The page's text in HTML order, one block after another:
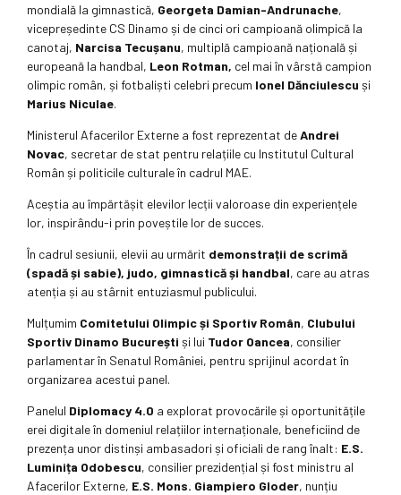
mondială la gimnastică, Georgeta Damian-Andrunache,
vicepreședinte CS Dinamo și de cinci ori campioană olimpică la
canotaj, Narcisa Tecușanu, multiplă campioană națională și
europeană la handbal, Leon Rotman, cel mai în vârstă campion
olimpic român, și fotbaliști celebri precum Ionel Dănciulescu și
Marius Niculae.
Ministerul Afacerilor Externe a fost reprezentat deAndrei
Novac, secretar de stat pentru relațiile cu Institutul Cultural
Român și politicile culturale în cadrul MAE.
Aceștia au împărtășit elevilor lecții valoroase din experiențele
lor, inspirându-i prin poveștile lor de succes.
În cadrul sesiunii, elevii au urmărit demonstrații de scrimă
(spadă și sabie), judo, gimnastică și handbal, care au atras
atenția și au stârnit entuziasmul publicului.
Mulțumim Comitetului Olimpic și Sportiv Român, Clubului
Sportiv Dinamo București și lui Tudor Oancea, consilier
parlamentar în Senatul României, pentru sprijinul acordat în
organizarea acestui panel.
Panelul Diplomacy 4.0 a explorat provocările și oportunitățile
erei digitale în domeniul relațiilor internaționale, beneficiind de
prezența unor distinși ambasadori și oficiali de rang înalt: E.S.
Luminița Odobescu, consilier prezidențial și fost ministru al
Afacerilor Externe, E.S. Mons. Giampiero Gloder, nunțiu